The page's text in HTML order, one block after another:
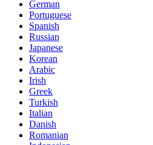
German
Portuguese
Spanish
Russian
Japanese
Korean
Arabic
Irish
Greek
Turkish
Italian
Danish
Romanian